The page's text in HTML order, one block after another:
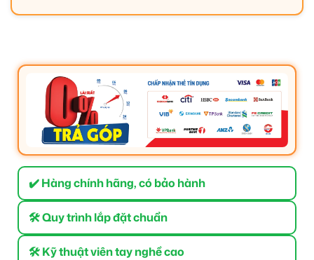
✔️ Hàng chính hãng, có bảo hành
🛠 Quy trình lắp đặt chuẩn
🛠 Kỹ thuật viên tay nghề cao